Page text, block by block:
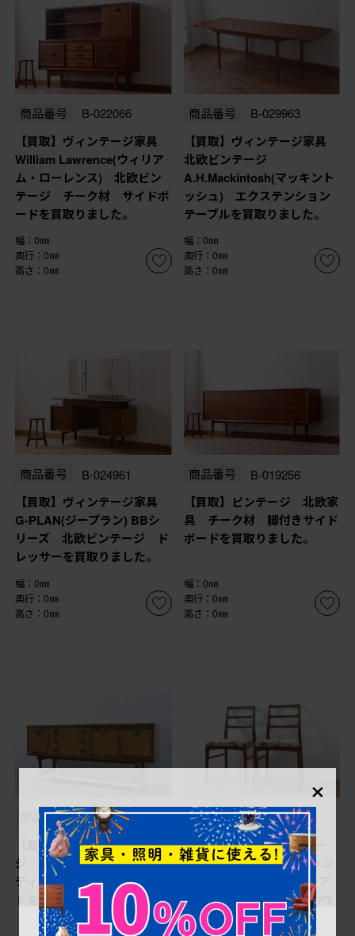
商品番号 B-022066
【買取】ヴィンテージ家具
William Lawrence(ウィリア
ム・ローレンス) 北欧ビン
テージ チーク材 サイドボ
ードを買取りました。
幅：0㎜
奥行：0㎜
高さ：0㎜
商品番号 B-029963
【買取】ヴィンテージ家具
北欧ビンテージ
A.H.Mackintosh(マッキント
ッシュ) エクステンション
テーブルを買取りました。
幅：0㎜
奥行：0㎜
高さ：0㎜
商品番号 B-024961
【買取】ヴィンテージ家具
G-PLAN(ジープラン) BBシ
リーズ 北欧ビンテージ ド
レッサーを買取りました。
幅：0㎜
奥行：0㎜
高さ：0㎜
商品番号 B-019256
【買取】ビンテージ 北欧家
具 チーク材 脚付きサイド
ボードを買取りました。
幅：0㎜
奥行：0㎜
高さ：0㎜
商品番号 B-064210
【買取】イギリスビンテー
ジ チーク材 ビューティリ
ティ(Beautility) サイドボー
ドを買取りました。
商品番号 B-065629
【買取】イギリスビンテー
ジ A.H.McIntosh(マッキン
トッシュ)社 アフロモシア
材 高級ダイニングチェア2
脚セットを買取りました。
×